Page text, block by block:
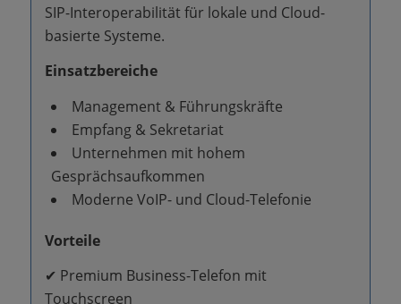
SIP-Interoperabilität für lokale und Cloud-
basierte Systeme.
Einsatzbereiche
Management & Führungskräfte
Empfang & Sekretariat
Unternehmen mit hohem
Gesprächsaufkommen
Moderne VoIP- und Cloud-Telefonie
Vorteile
✔ Premium Business-Telefon mit
Touchscreen